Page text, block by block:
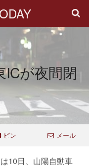
ICが夜間閉
ピン メール
10日、山陽自動車